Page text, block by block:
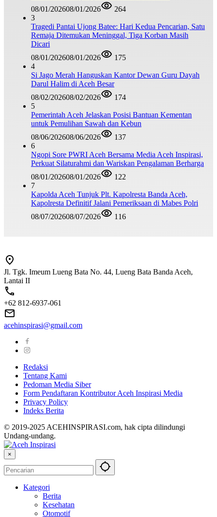
08/01/202608/01/2026
264
3
Tragedi Pantai Ujong Batee: Hari Kedua Pencarian, Satu
Remaja Ditemukan Meninggal, Tiga Korban Masih
Dicari
08/01/202608/01/2026
175
4
Si Jago Merah Hanguskan Kantor Dewan Guru Dayah
Darul Halim di Aceh Besar
08/02/202608/02/2026
174
5
Pemerintah Aceh Jelaskan Posisi Bantuan Kementan
untuk Pemulihan Sawah dan Kebun
08/06/202608/06/2026
137
6
Ngopi Sore PWRI Aceh Bersama Media Aceh Inspirasi,
Perkuat Silaturahmi dan Wariskan Pengalaman Berharga
08/01/202608/01/2026
122
7
Kapolda Aceh Tunjuk Plt. Kapolresta Banda Aceh,
Kapolresta Definitif Jalani Pemeriksaan di Mabes Polri
08/07/202608/07/2026 116
Jl. Tgk. Imeum Lueng Bata No. 44, Lueng Bata Banda Aceh,
Lantai II
+62 812-6937-061
acehinspirasi@gmail.com
Redaksi
Tentang Kami
Pedoman Media Siber
Form Pendaftaran Kontributor Aceh Inspirasi Media
Privacy Policy
Indeks Berita
© 2019-2025 ACEHINSPIRASI.com, hak cipta dilindungi
Undang-undang.
×
Kategori
Berita
Kesehatan
Otomotif